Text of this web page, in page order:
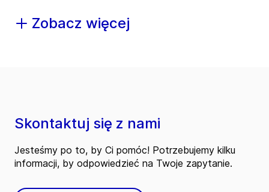
Zobacz więcej
Skontaktuj się z nami
Jesteśmy po to, by Ci pomóc! Potrzebujemy kilku
informacji, by odpowiedzieć na Twoje zapytanie.